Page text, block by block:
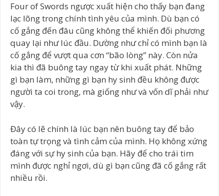
Four of Swords ngược xuất hiện cho thấy bạn đang
lạc lõng trong chính tình yêu của mình. Dù bạn có
cố gắng đến đâu cũng không thể khiến đối phương
quay lại như lúc đầu. Dường như chỉ có mình bạn là
cố gắng để vượt qua cơn “bão lòng” này. Còn nửa
kia thì đã buông tay ngay từ khi xuất phát. Những
gì bạn làm, những gì bạn hy sinh đều không được
người ta coi trong, mà giống như và vốn dĩ phải như
vậy.
Đây có lẽ chính là lúc bạn nên buông tay để bảo
toàn tự trọng và tình cảm của mình. Họ không xứng
đáng với sự hy sinh của bạn. Hãy để cho trái tim
mình được nghỉ ngơi, dù gì bạn cũng đã cố gắng rất
nhiều rồi.